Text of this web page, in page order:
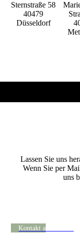
Sternstraße 58
40479
Düsseldorf
Lassen Sie uns
Wenn Sie per
uns
Kontakt aufnehmen